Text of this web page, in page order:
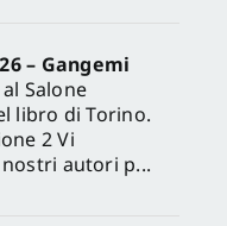
– Gangemi
Salone
libro di Torino.
2 Vi
autori p...